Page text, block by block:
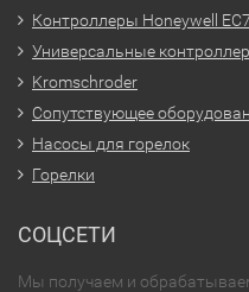
Контроллеры Honeywell
Универсальные
Kromschroder
Сопутствующее
Насосы для горелок
Горелки
СОЦСЕТИ
Мы получаем и